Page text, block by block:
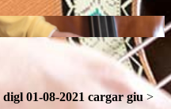
01-08-2021 cargar giu>